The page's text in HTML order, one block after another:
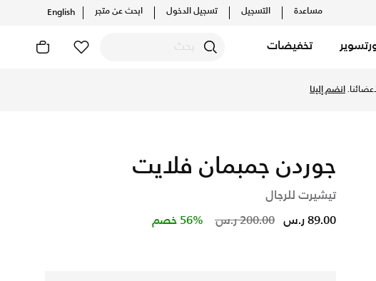
مساعدة التسجيل تسجيل الدخول ابحث عن متجر English
تخفيضات
انضم إلينا
جوردن جمبمان فلايت
تيشيرت للرجال
Price reduced from
200.00 ر.س to 89.00 ر.س 56% خصم